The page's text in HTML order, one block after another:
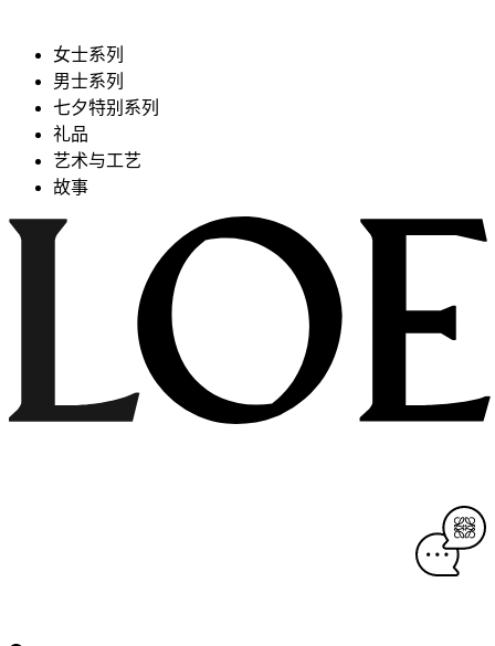
女士系列
男士系列
七夕特别系列
礼品
艺术与工艺
故事